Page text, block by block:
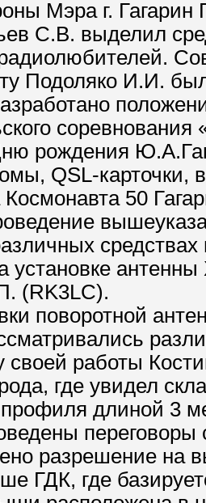
Мэра г. Гагарин
С.В. выделил
Подоляко И.И.
соревнования
рождения
QSL-карточки,
50
установке
(RK3LC).
поворотной
своей работы
где увидел
длиной 3
переговоры
разрешение на
ГДК, где